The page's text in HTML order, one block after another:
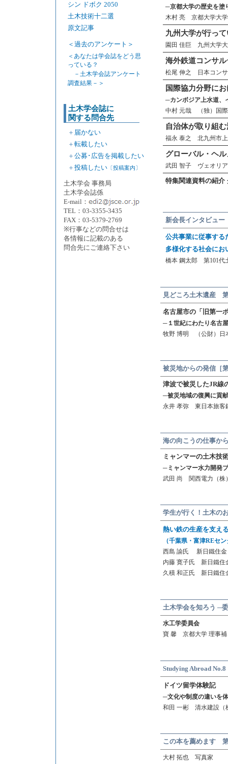
シン ドボク 2050
土木技術十二選
原文記事
＜過去のアンケート＞
＜あなたは学会誌をどう思
っている？
－土木学会誌アンケート
調査結果－＞
土木学会誌に
関する問合先
＋ 届かない
＋ 転載したい
＋ 公募･広告を掲載したい
＋ 投稿したい 〔投稿案内〕
土木学会 事務局
土木学会誌係
E-mail：
TEL：03-3355-3435
FAX：03-5379-2769
※行事などの問合せは
各情報に記載のある
問合先にご連絡下さい
─京都大学の歴史を塗
木村 亮 京都大学大学
九州大学が行っ
園田 佳巨 九州大学大
海外鉄道コンサ
松尾 伸之 日本コンサ
国際協力分野に
─カンボジア上水道、
中村 元哉 （独）国際
自治体が取り組
福永 泰之 北九州市
グローバル・ヘ
武田 智子 ヴェオリア
特集関連資料の紹介
新会長インタビュー
公共事業に従事する
多様化する社会にお
橋本 鋼太郎 第101代
見どころ土木遺産
名古屋市の「旧第一
─１世紀にわたり名古
牧野 博明 （公財）日
被災地からの発信［
津波で被災したJR線
─被災地域の復興に貢
永井 孝弥 東日本旅客
海の向こうの仕事か
ミャンマーの土木技
─ミャンマー水力開発
武田 尚 関西電力（株
学生が行く！土木の
熱い鉄の生産を支え
（千葉県・富津REセ
西島 諭氏 新日鐵住金
内藤 寛子氏 新日鐵住
久積 和正氏 新日鐵住
土木学会を知ろう ─
水工学委員会
寶 馨 京都大学 理事補
Studying Abroad No.8
ドイツ留学体験記
─文化や制度の違いを
和田 一彬 清水建設（
この本を薦めます
大村 拓也 写真家